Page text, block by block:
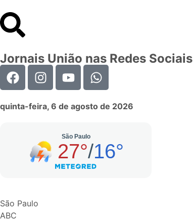
Jornais União nas Redes Sociais
quinta-feira, 6 de agosto de 2026
São Paulo
ABC